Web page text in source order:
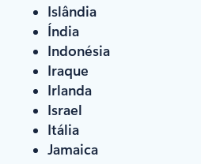
Islândia
Índia
Indonésia
Iraque
Irlanda
Israel
Itália
Jamaica